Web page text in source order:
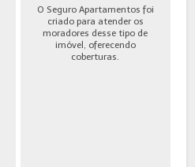
O Seguro Apartamentos foi
criado para atender os
moradores desse tipo de
imóvel, oferecendo
coberturas.